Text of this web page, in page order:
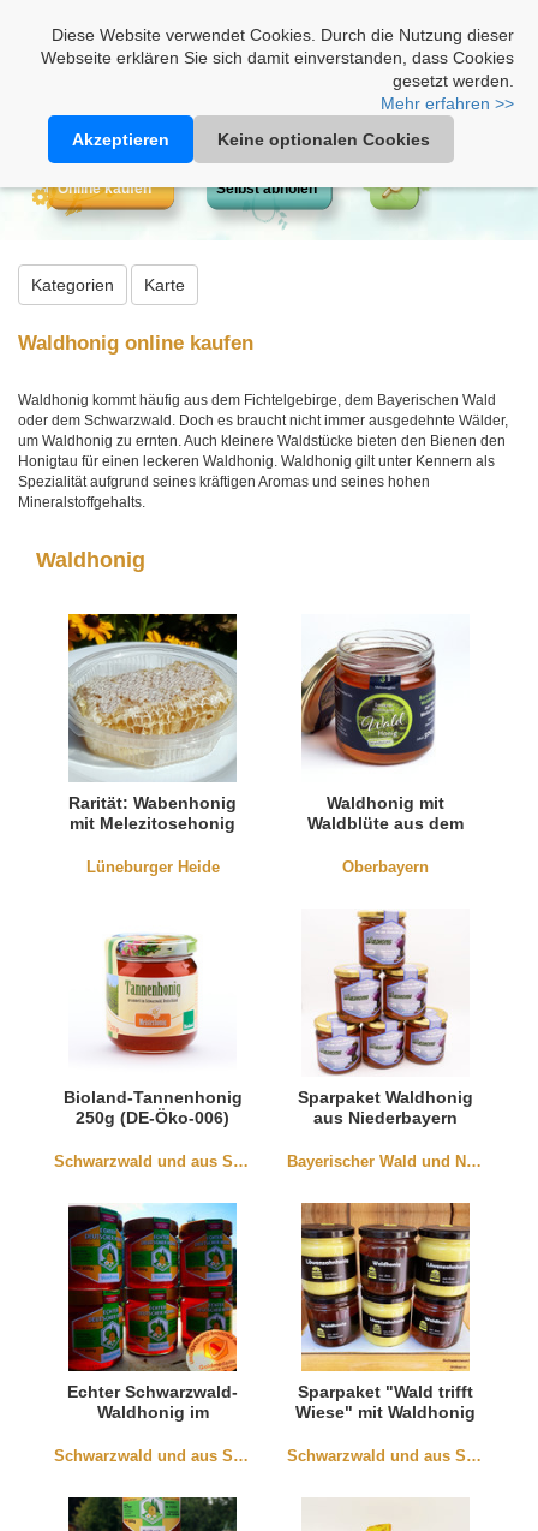
Diese Website verwendet Cookies. Durch die Nutzung dieser
Webseite erklären Sie sich damit einverstanden, dass Cookies
gesetzt werden.
Mehr erfahren >>
Akzeptieren
Keine optionalen Cookies
Online kaufen Selbst abholen
Kategorien Karte
Waldhonig online kaufen
Waldhonig kommt häufig aus dem Fichtelgebirge, dem Bayerischen Wald
oder dem Schwarzwald. Doch es braucht nicht immer ausgedehnte Wälder,
um Waldhonig zu ernten. Auch kleinere Waldstücke bieten den Bienen den
Honigtau für einen leckeren Waldhonig. Waldhonig gilt unter Kennern als
Spezialität aufgrund seines kräftigen Aromas und seines hohen
Mineralstoffgehalts.
Waldhonig
Rarität: Wabenhonig
mit Melezitosehonig
Lüneburger Heide
Waldhonig mit
Waldblüte aus dem
(Oberbayern)
Oberbayern
Bioland-Tannenhonig
250g (DE-Öko-006)
Schwarzwald und aus Südbaden
Sparpaket Waldhonig
aus Niederbayern
Bayerischer Wald und Niederbayern
Echter Schwarzwald-
Waldhonig im
Schwarzwald und aus Südbaden
Sparpaket "Wald trifft
Wiese" mit Waldhonig
Schwarzwald und aus Südbaden